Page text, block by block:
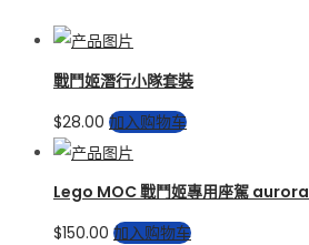
戰鬥姬潛行小隊套裝
$28.00 加入购物车
Lego MOC 戰鬥姬專用座駕 aurora
$150.00 加入购物车